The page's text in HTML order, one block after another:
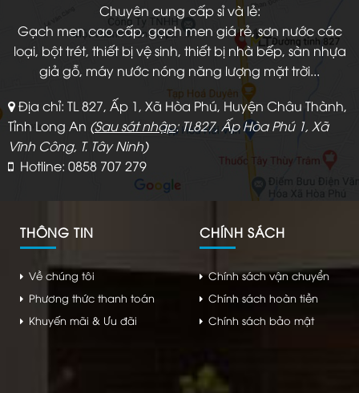
Chuyên cung cấp sỉ và lẻ:
Gạch men cao cấp, gạch men giá rẻ, sơn nước các
loại, bột trét, thiết bị vệ sinh, thiết bị nhà bếp, sàn nhựa
giả gỗ, máy nước nóng năng lượng mặt trời...
Địa chỉ: TL 827, Ấp 1, Xã Hòa Phú, Huyện Châu Thành,
Tỉnh Long An (Sau sát nhập: TL827, Ấp Hòa Phú 1, Xã
Vĩnh Công, T. Tây Ninh)
Hotline: 0858 707 279
THÔNG TIN
Về chúng tôi
Phương thức thanh toán
Khuyến mãi & Ưu đãi
CHÍNH SÁCH
Chính sách vận chuyển
Chính sách hoàn tiền
Chính sách bảo mật